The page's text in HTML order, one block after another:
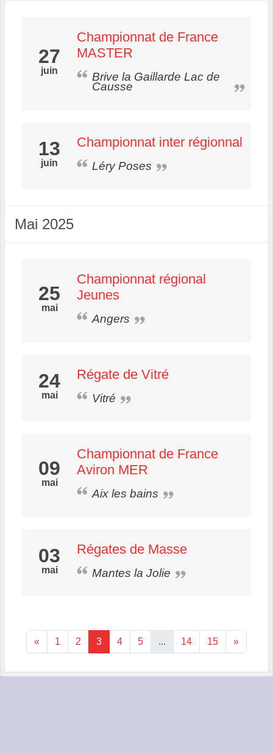
27
juin
Championnat de France
MASTER
Brive la Gaillarde Lac de
Causse
13
juin
Championnat inter régionnal
Léry Poses
Mai 2025
25
mai
Championnat régional
Jeunes
Angers
24
mai
Régate de Vitré
Vitré
09
mai
Championnat de France
Aviron MER
Aix les bains
03
mai
Régates de Masse
Mantes la Jolie
« 1 2 3 4 5 ... 14 15 »